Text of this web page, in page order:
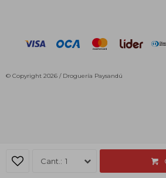
1
© Copyright 2026 / Droguería Paysandú